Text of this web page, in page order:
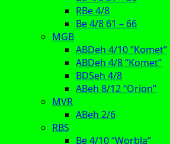
RBe 4/8
Be 4/8 61 – 66
MGB
ABDeh 4/10 “Komet”
ABDeh 4/8 “Komet”
BDSeh 4/8
ABeh 8/12 “Orion”
MVR
ABeh 2/6
RBS
Be 4/10 “Worbla”